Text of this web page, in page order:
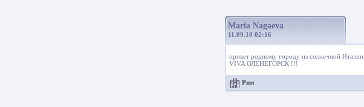
Maria Nagaeva
11.09.10 02:16
привет родному городу из солнечной Италии.
VIVA ОЛЕНЕГОРСК !!!
Рим